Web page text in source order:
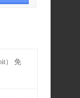
） 免